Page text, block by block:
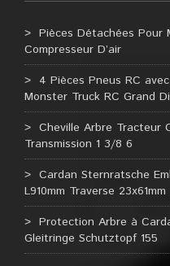
Pièces Détachées Pour
Compresseur D’air
4 Pièces Pneus RC
Monster Truck RC Grand
Cheville Arbre Tracteur
Transmission 1 3/8 6
Cardan Sternratsche
L910mm Traverse 23x61mm
Protection Arbre à
Gleitringe Schutztopf 155